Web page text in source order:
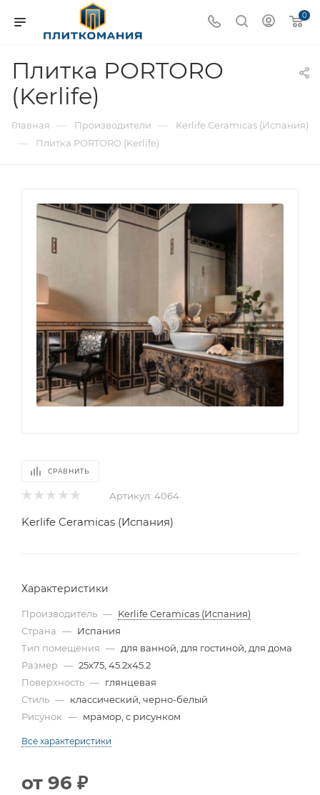
0
Плитка PORTORO
(Kerlife)
Главная — Производители — Kerlife Ceramicas (Испания)
— Плитка PORTORO (Kerlife)
СРАВНИТЬ
Артикул: 4064
Kerlife Ceramicas (Испания)
Характеристики
Производитель — Kerlife Ceramicas (Испания)
Страна — Испания
Тип помещения — для ванной, для гостиной, для дома
Размер — 25x75, 45.2x45.2
Поверхность — глянцевая
Стиль — классический, черно-белый
Рисунок — мрамор, с рисунком
Все характеристики
от 96 ₽